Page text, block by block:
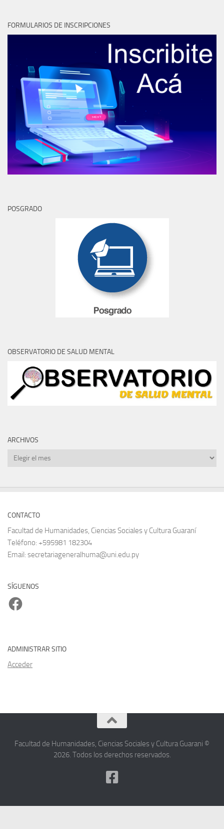
FORMULARIOS DE INSCRIPCIONES
POSGRADO
OBSERVATORIO DE SALUD MENTAL
ARCHIVOS
Archivos
CONTACTO
Facultad de Humanidades, Ciencias Sociales y Cultura Guaraní
Teléfono: +595981 182304
Email: secretariageneralhuma@uni.edu.py
SÍGUENOS
Facebook
ADMINISTRAR SITIO
Acceder
Facultad de Humanidades, Ciencias Sociales y Cultura Guarani ©
2026. Todos los derechos reservados.